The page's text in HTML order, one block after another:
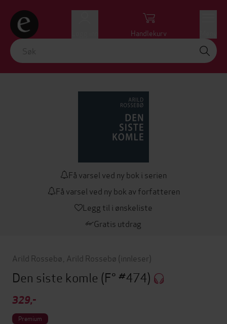
Handlekurv
Få varsel ved ny bok i serien
Få varsel ved ny bok av forfatteren
Legg til i ønskeliste
Gratis utdrag
Arild Rossebø Arild Rossebø (innleser)
Den siste komle (F° #474)
329,-
Premium